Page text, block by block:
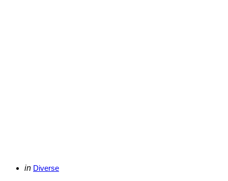
Categories
Posted
in Diverse